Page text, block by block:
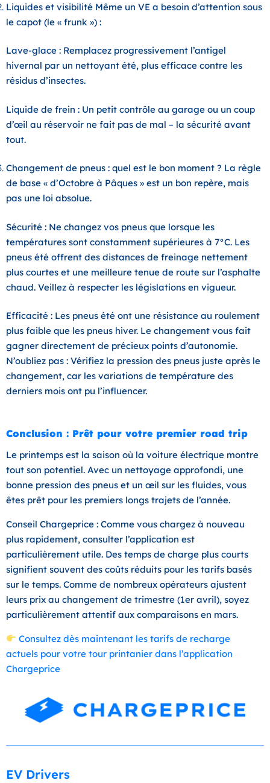
Liquides et visibilité Même un VE a besoin d’attention sous
le capot (le « frunk ») :
Lave-glace : Remplacez progressivement l’antigel
hivernal par un nettoyant été, plus efficace contre les
résidus d’insectes.
Liquide de frein : Un petit contrôle au garage ou un coup
d’œil au réservoir ne fait pas de mal – la sécurité avant
tout.
Changement de pneus : quel est le bon moment ? La règle
de base « d’Octobre à Pâques » est un bon repère, mais
pas une loi absolue.
Sécurité : Ne changez vos pneus que lorsque les
températures sont constamment supérieures à 7°C. Les
pneus été offrent des distances de freinage nettement
plus courtes et une meilleure tenue de route sur l’asphalte
chaud. Veillez à respecter les législations en vigueur.
Efficacité : Les pneus été ont une résistance au roulement
plus faible que les pneus hiver. Le changement vous fait
gagner directement de précieux points d’autonomie.
N’oubliez pas : Vérifiez la pression des pneus juste après le
changement, car les variations de température des
derniers mois ont pu l’influencer.
Conclusion : Prêt pour votre premier road trip
Le printemps est la saison où la voiture électrique montre
tout son potentiel. Avec un nettoyage approfondi, une
bonne pression des pneus et un œil sur les fluides, vous
êtes prêt pour les premiers longs trajets de l’année.
Conseil Chargeprice : Comme vous chargez à nouveau
plus rapidement, consulter l’application est
particulièrement utile. Des temps de charge plus courts
signifient souvent des coûts réduits pour les tarifs basés
sur le temps. Comme de nombreux opérateurs ajustent
leurs prix au changement de trimestre (1er avril), soyez
particulièrement attentif aux comparaisons en mars.
Consultez dès maintenant les tarifs de recharge
actuels pour votre tour printanier dans l’application
Chargeprice
EV Drivers